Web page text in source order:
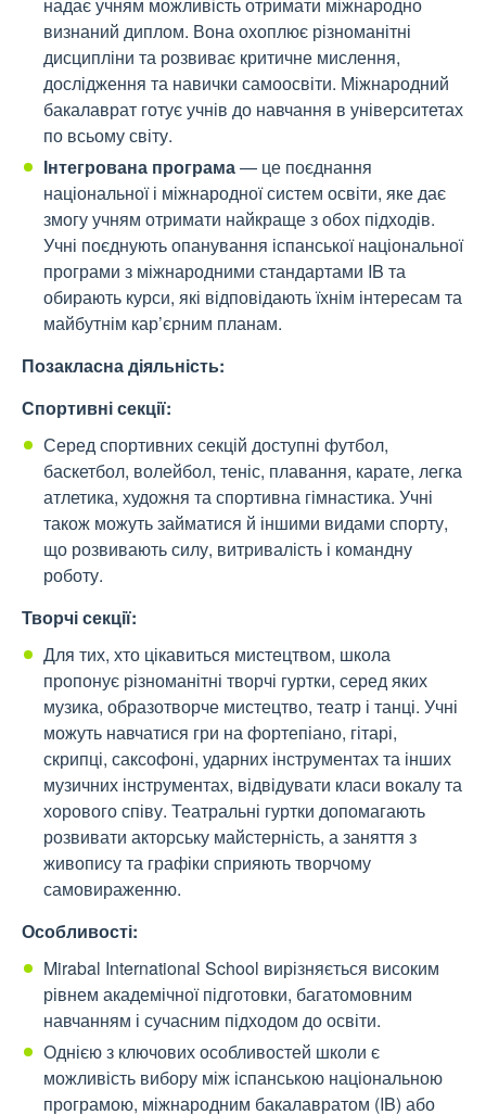
надає учням можливість отримати міжнародно
визнаний диплом. Вона охоплює різноманітні
дисципліни та розвиває критичне мислення,
дослідження та навички самоосвіти. Міжнародний
бакалаврат готує учнів до навчання в університетах
по всьому світу.
Інтегрована програма— це поєднання
національної і міжнародної систем освіти, яке дає
змогу учням отримати найкраще з обох підходів.
Учні поєднують опанування іспанської національної
програми з міжнародними стандартами IB та
обирають курси, які відповідають їхнім інтересам та
майбутнім кар’єрним планам.
Позакласна діяльність:
Спортивні секції:
Серед спортивних секцій доступні футбол,
баскетбол, волейбол, теніс, плавання, карате, легка
атлетика, художня та спортивна гімнастика. Учні
також можуть займатися й іншими видами спорту,
що розвивають силу, витривалість і командну
роботу.
Творчі секції:
Для тих, хто цікавиться мистецтвом, школа
пропонує різноманітні творчі гуртки, серед яких
музика, образотворче мистецтво, театр і танці. Учні
можуть навчатися гри на фортепіано, гітарі,
скрипці, саксофоні, ударних інструментах та інших
музичних інструментах, відвідувати класи вокалу та
хорового співу. Театральні гуртки допомагають
розвивати акторську майстерність, а заняття з
живопису та графіки сприяють творчому
самовираженню.
Особливості:
Mirabal International School вирізняється високим
рівнем академічної підготовки, багатомовним
навчанням і сучасним підходом до освіти.
Однією з ключових особливостей школи є
можливість вибору між іспанською національною
програмою, міжнародним бакалавратом (IB) або